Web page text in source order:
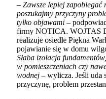
– Zawsze lepiej zapobiegać
poszukajmy przyczyny
tylko objawami –
firmy NOTICA. WOJTAS
realizuje osiedle Piękna
pojawianie się w domu
Słaba izolacja
w pomieszczeniach czy
wodnej – wylicza. Jeśli uda
przyczynę, problem